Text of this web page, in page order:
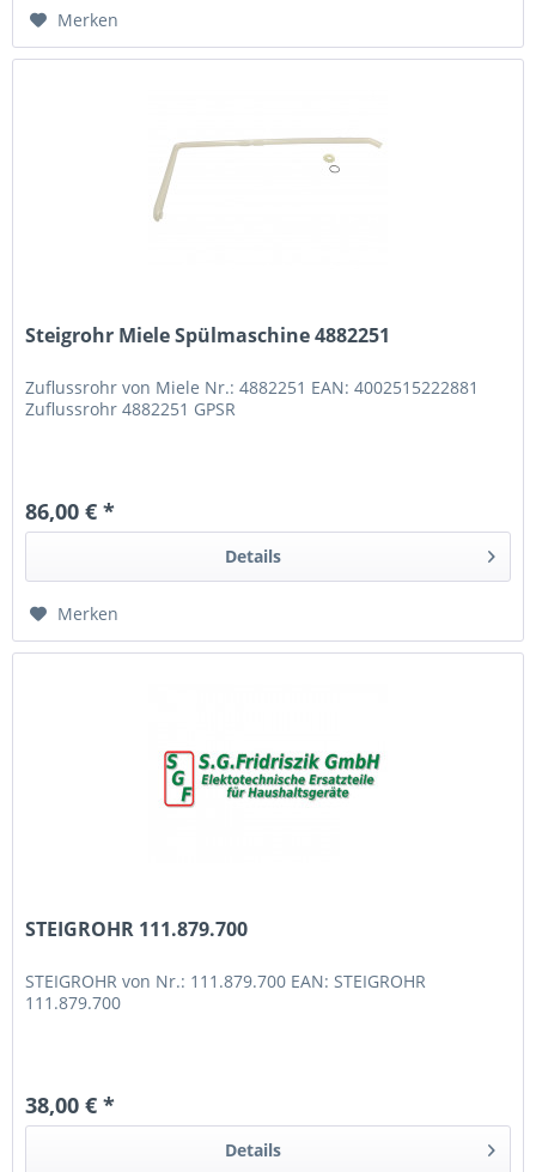
Merken
Steigrohr Miele Spülmaschine 4882251
Zuflussrohr von Miele Nr.: 4882251 EAN: 4002515222881
Zuflussrohr 4882251 GPSR
86,00 € *
Details
Merken
STEIGROHR 111.879.700
STEIGROHR von Nr.: 111.879.700 EAN: STEIGROHR
111.879.700
38,00 € *
Details